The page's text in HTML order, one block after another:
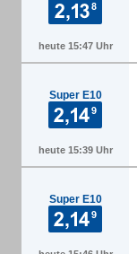
heute 15:47 Uhr
Super E10
heute 15:39 Uhr
Super E10